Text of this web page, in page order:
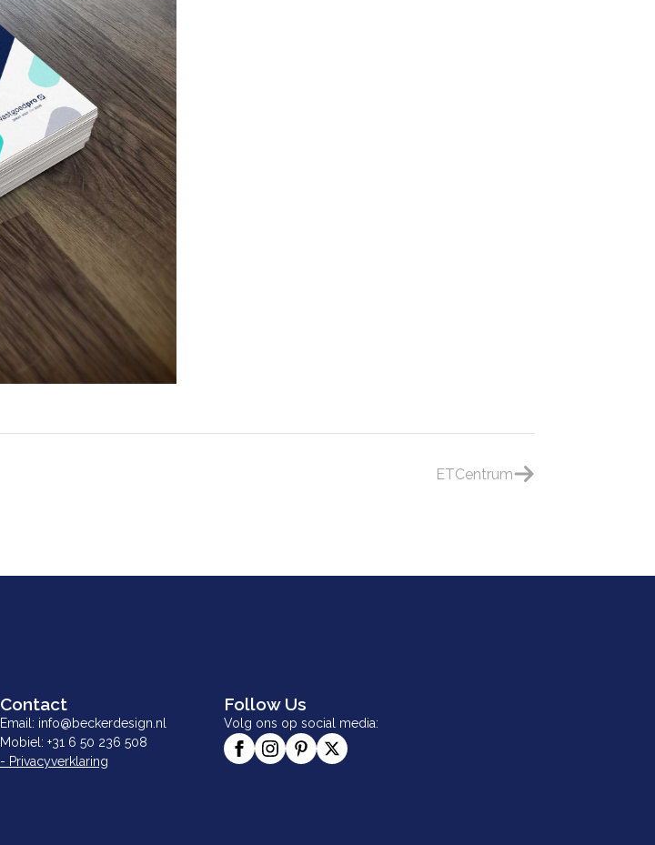
ETCentrum
Contact
Email: info@beckerdesign.nl
Mobiel: +31 6 50 236 508
- Privacyverklaring
Follow Us
Volg ons op social media: